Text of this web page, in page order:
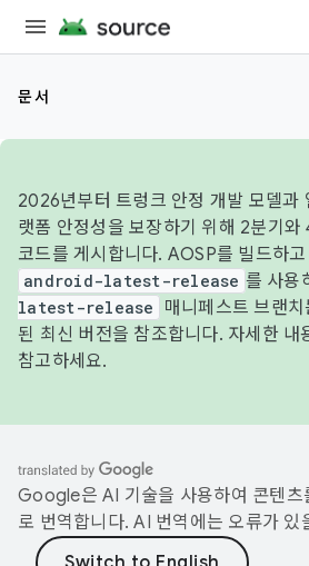
문서
2026년부터 트렁크 안정 개발 모델과
랫폼 안정성을 보장하기 위해 2분기
코드를 게시합니다. AOSP를 빌드하
android-latest-release 를 사용
latest-release
매니페스트 브랜
된 최신 버전을 참조합니다. 자세한 내
참고하세요.
Google은 AI 기술을 사용하여 콘텐츠
로 번역합니다. AI 번역에는 오류가 있